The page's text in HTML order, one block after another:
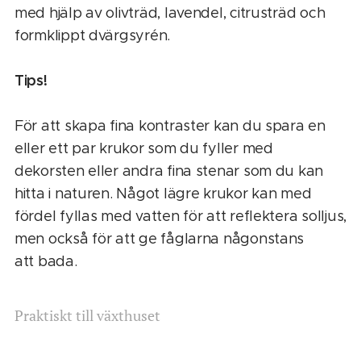
med hjälp av olivträd, lavendel, citrusträd och
formklippt dvärgsyrén.
Tips!
För att skapa fina kontraster kan du spara en
eller ett par krukor som du fyller med
dekorsten eller andra fina stenar som du kan
hitta i naturen. Något lägre krukor kan med
fördel fyllas med vatten för att reflektera solljus,
men också för att ge fåglarna någonstans
att bada.
Praktiskt till växthuset